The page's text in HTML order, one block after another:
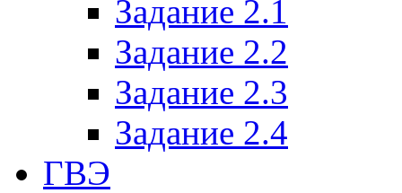
Задание 2.1
Задание 2.2
Задание 2.3
Задание 2.4
ГВЭ